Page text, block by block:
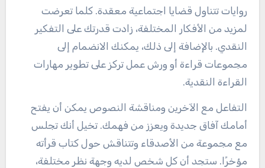
روايات تتناول قضايا اجتماعية معقدة. كلما تعرضت
لمزيد من الأفكار المختلفة، زادت قدرتك على التفكير
النقدي. بالإضافة إلى ذلك، يمكنك الانضمام إلى
مجموعات قراءة أو ورش عمل تركز على تطوير مهارات
القراءة النقدية.
التفاعل مع الآخرين ومناقشة النصوص يمكن أن يفتح
أمامك آفاق جديدة ويعزز من فهمك. تخيل أنك تجلس
مع مجموعة من الأصدقاء وتتناقش حول كتاب قرأته
مؤخرًا. ستجد أن كل شخص لديه وجهة نظر مختلفة،